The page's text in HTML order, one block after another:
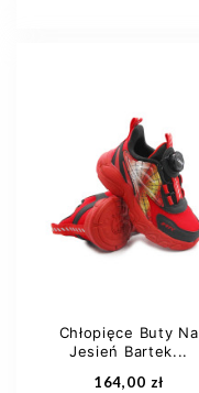
26
29 +4
Dodaj do koszyka
Chłopięce Buty Na
Jesień Bartek...
164,00 zł